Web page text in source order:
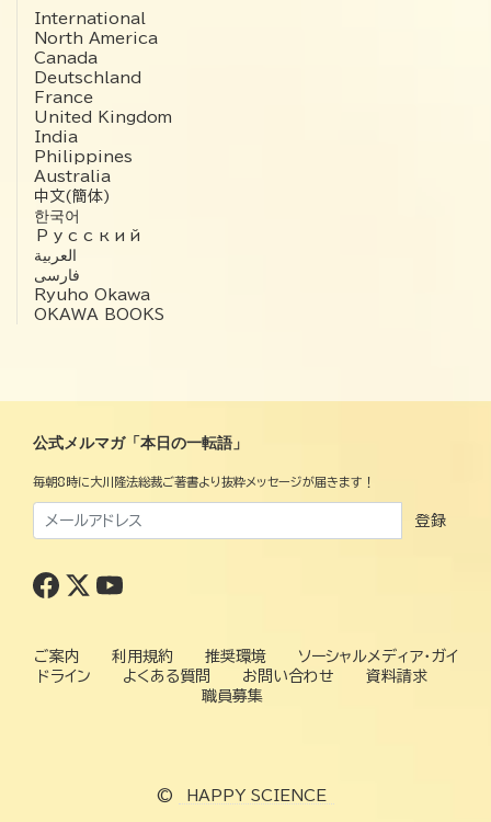
International
North America
Canada
Deutschland
France
United Kingdom
India
Philippines
Australia
中文(簡体)
한국어
Русский
العربية‏
فارسی
Ryuho Okawa
OKAWA BOOKS
公式メルマガ「本日の一転語」
毎朝8時に大川隆法総裁ご著書より抜粋メッセージが届きます！
登録
ご案内 利用規約 推奨環境
ソーシャルメディア・ガイ
ドライン
よくある質問 お問い合わせ
資料請求
職員募集
© HAPPY SCIENCE